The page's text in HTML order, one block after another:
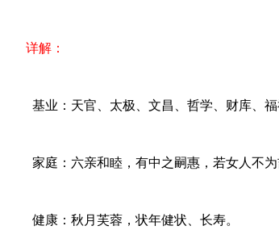
详解：
基业：天官、太极、文昌、哲学、财库、福
家庭：六亲和睦，有中之嗣惠，若女人不为
健康：秋月芙蓉，状年健状、长寿。